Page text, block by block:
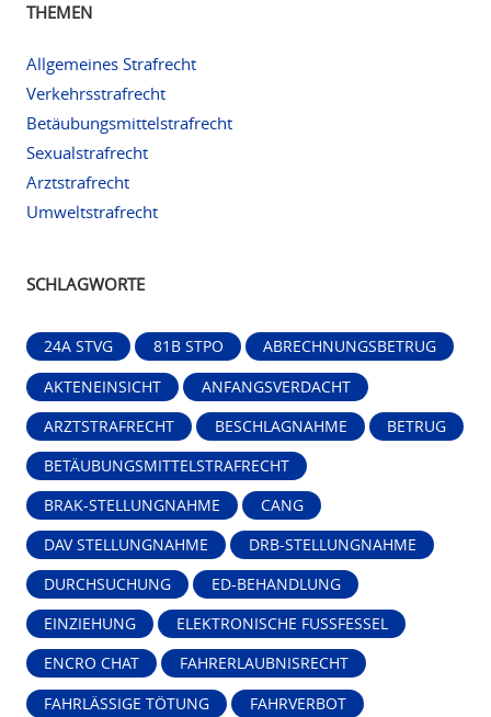
THEMEN
Allgemeines Strafrecht
Verkehrsstrafrecht
Betäubungsmittelstrafrecht
Sexualstrafrecht
Arztstrafrecht
Umweltstrafrecht
SCHLAGWORTE
24A STVG 81B STPO ABRECHNUNGSBETRUG
AKTENEINSICHT ANFANGSVERDACHT
ARZTSTRAFRECHT BESCHLAGNAHME BETRUG
BETÄUBUNGSMITTELSTRAFRECHT
BRAK-STELLUNGNAHME CANG
DAV STELLUNGNAHME DRB-STELLUNGNAHME
DURCHSUCHUNG ED-BEHANDLUNG
EINZIEHUNG ELEKTRONISCHE FUSSFESSEL
ENCRO CHAT FAHRERLAUBNISRECHT
FAHRLÄSSIGE TÖTUNG FAHRVERBOT